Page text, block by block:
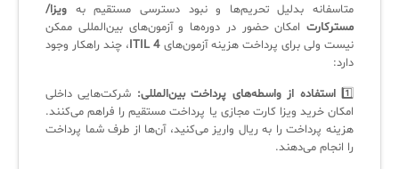
متاسفانه بدلیل تحریم‌ها و نبود دسترسی مستقیم به ویزا/
مسترکارت امکان حضور در دوره‌ها و آزمون‌های بین‌المللی ممکن
نیست ولی برای پرداخت هزینه آزمون‌هایITIL 4، چند راهکار وجود
دارد:
1️⃣ استفاده از واسطه‌های پرداخت بین‌المللی: شرکت‌هایی داخلی
امکان خرید ویزا کارت مجازی یا پرداخت مستقیم را فراهم می‌کنند.
هزینه پرداخت را به ریال واریز می‌کنید، آن‌ها از طرف شما پرداخت
را انجام می‌دهند.